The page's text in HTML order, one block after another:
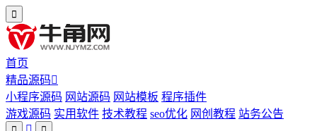
首页
精品源码
小程序源码 网站源码 网站模板 程序插件
游戏源码 实用软件 技术教程 seo优化 网创教程 站务公告